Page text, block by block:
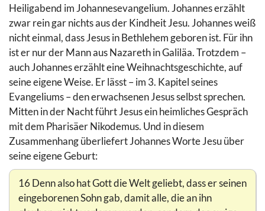
Heiligabend im Johannesevangelium. Johannes erzählt
zwar rein gar nichts aus der Kindheit Jesu. Johannes weiß
nicht einmal, dass Jesus in Bethlehem geboren ist. Für ihn
ist er nur der Mann aus Nazareth in Galiläa. Trotzdem –
auch Johannes erzählt eine Weihnachtsgeschichte, auf
seine eigene Weise. Er lässt – im 3. Kapitel seines
Evangeliums – den erwachsenen Jesus selbst sprechen.
Mitten in der Nacht führt Jesus ein heimliches Gespräch
mit dem Pharisäer Nikodemus. Und in diesem
Zusammenhang überliefert Johannes Worte Jesu über
seine eigene Geburt:
16 Denn also hat Gott die Welt geliebt, dass er seinen
eingeborenen Sohn gab, damit alle, die an ihn